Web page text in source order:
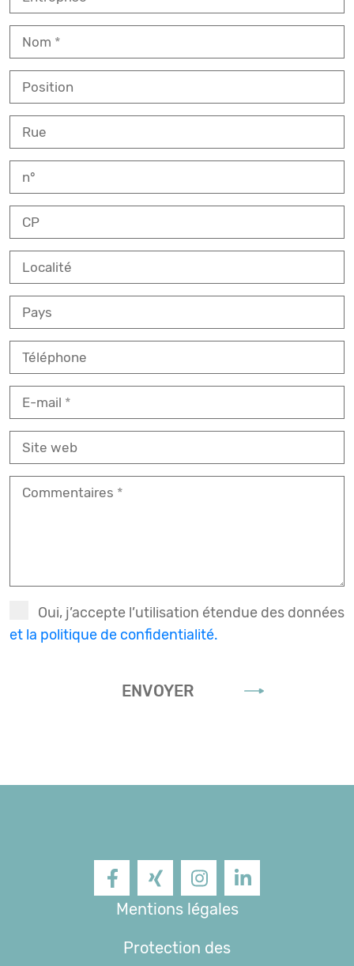
Nom
Position
Rue
n°
CP
Localité
Pays
Téléphone
E-mail
Site web
Commentaires
Oui, j’accepte l’utilisation étendue des données
et la politique de confidentialité.
ENVOYER
Facebook XING InstagramLinkedIn
Mentions légales
Protection des